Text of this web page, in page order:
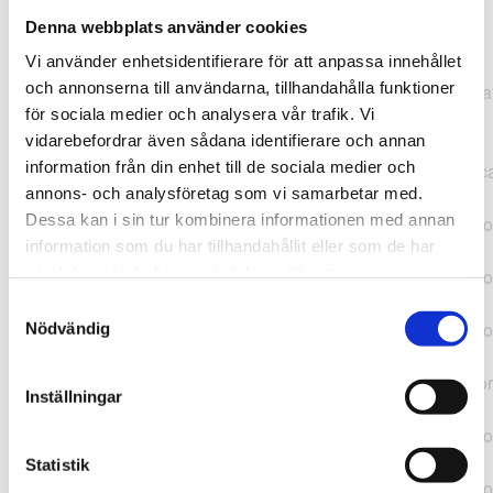
Denna webbplats använder cookies
Vi använder enhetsidentifierare för att anpassa innehållet
och annonserna till användarna, tillhandahålla funktioner
för sociala medier och analysera vår trafik. Vi
vidarebefordrar även sådana identifierare och annan
information från din enhet till de sociala medier och
annons- och analysföretag som vi samarbetar med.
Dessa kan i sin tur kombinera informationen med annan
information som du har tillhandahållit eller som de har
Nödvändig
Inställningar
Statistik
TypeError: "".concat(...).concat(...).replaceAll is not a
function at
https://webshop.pressbyran.se/_next/static/chunks/pages/
b1763451a2186f9e.js:1:11050 at Array.map
(<anonymous>) at K
(https://webshop.pressbyran.se/_next/static/chunks/pages/
b1763451a2186f9e.js:1:10836) at lk
(https://webshop.pressbyran.se/_next/static/chunks/
b241200379730ac0.js:1:129835) at i
(https://webshop.pressbyran.se/_next/static/chunks/
(https://webshop.pressbyran.se/_next/static/chunks/
https://webshop.pressbyran.se/_next/static/chunks/
b241200379730ac0.js:1:167872 at uI
(https://webshop.pressbyran.se/_next/static/chunks/
b241200379730ac0.js:1:167879) at uE
(https://webshop.pressbyran.se/_next/static/chunks/